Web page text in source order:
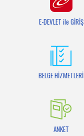
Bilgi Bankası
E-DEVLET ile GİRİŞ
BELGE HİZMETLERİ
ANKET